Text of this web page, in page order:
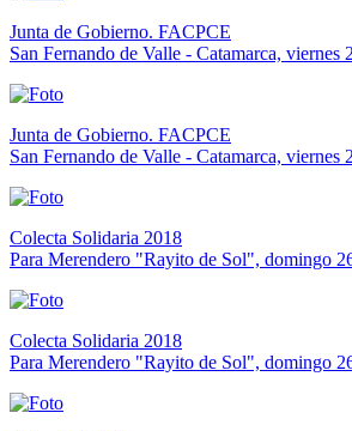
Junta de Gobierno. FACPCE
San Fernando de Valle - Catamarca, viernes
Junta de Gobierno. FACPCE
San Fernando de Valle - Catamarca, viernes
Colecta Solidaria 2018
Para Merendero "Rayito de Sol", domingo
Colecta Solidaria 2018
Para Merendero "Rayito de Sol", domingo